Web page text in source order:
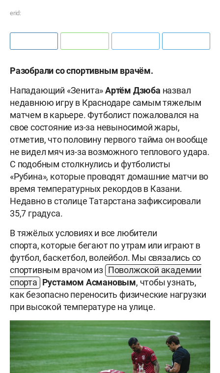
erid:
Разобрали со спортивным врачём.
Нападающий «Зенита»Артём Дзюба назвал
недавнюю игру в Краснодаре самым тяжелым
матчем в карьере. Футболист пожаловался на
свое состояние из-за невыносимой жары,
отметив, что половину первого тайма он вообще
не видел мяч из-за возможного теплового удара.
С подобным столкнулись и футболисты
«Рубина», которые проводят домашние матчи во
время температурных рекордов в Казани.
Недавно в столице Татарстана зафиксировали
35,7 градуса.
В тяжёлых условиях и все любители
спорта, которые бегают по утрам или играют в
футбол, баскетбол, волейбол. Мы связались со
спортивным врачом из Поволжской академии
спорта Рустамом Асмановым, чтобы узнать,
как безопасно переносить физические нагрузки
при высокой температуре на улице.